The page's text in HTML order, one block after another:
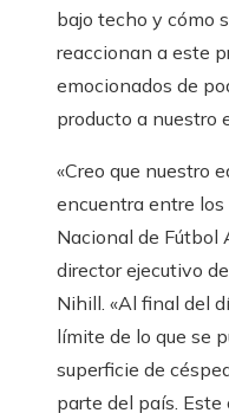
bajo techo y cómo
reaccionan a este
emocionados de
producto a nuestro
«Creo que nuestro
encuentra entre los
Nacional de Fútbol
director ejecutivo
Nihill. «Al final del
límite de lo que se
superficie de
parte del país. Este